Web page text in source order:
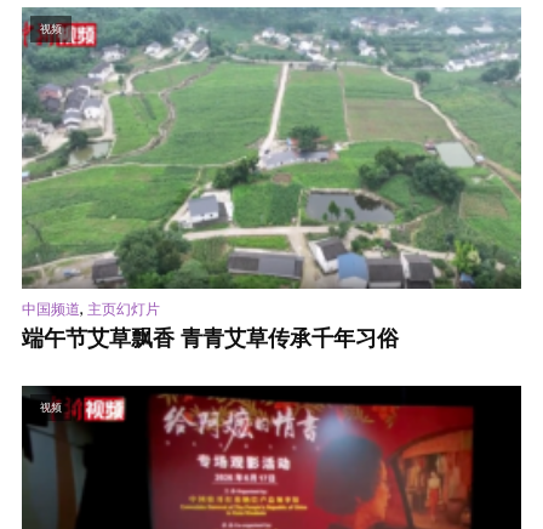
视频
中国频道, 主页幻灯片
端午节艾草飘香 青青艾草传承千年习俗
视频